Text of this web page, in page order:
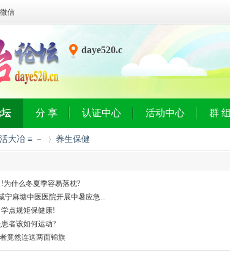
信
daye520.c
分 享 认证中心 活动中心 群 组
大冶 ≡ －
›
养生保健
为什么冬夏季容易落枕?
麻塘中医医院开展中暑应急...
点规矩保健康!
者该如何运动?
竟然连送两面锦旗